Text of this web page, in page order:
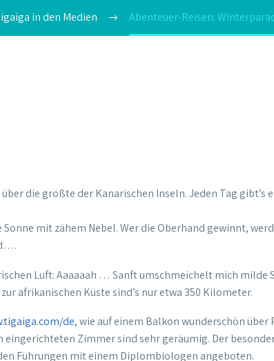
in den Medien Abenteuer-Reisen:
die größte der Kanarischen Inseln. Jeden Tag
Sonne mit zähem Nebel. Wer die Oberhand gewinnt,
Luft: Aaaaaah … Sanft umschmeichelt mich
afrikanischen Küste sind’s nur etwa 350 Kilometer.
de, wie auf einem Balkon wunderschön
eingerichteten Zimmer sind sehr geräumig. Der
Führungen mit einem Diplombiologen angeboten.